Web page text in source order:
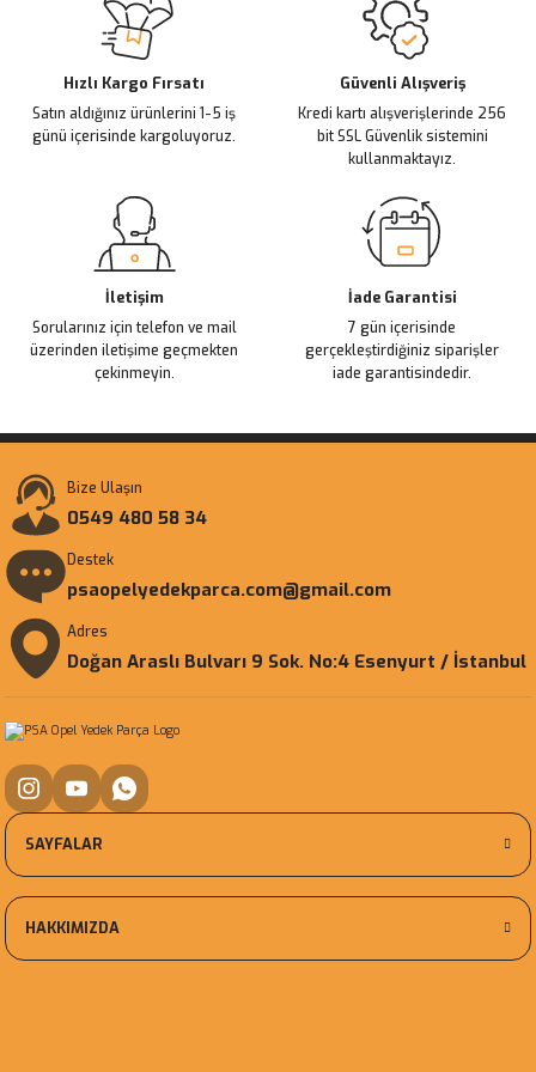
Ürün açıklamasında eksik bilgiler bulunuyor.
Ürün bilgilerinde hatalar bulunuyor.
Ürün fiyatı diğer sitelerden daha pahalı.
Bu ürüne benzer farklı alternatifler olmalı.
Hızlı Kargo Fırsatı
Satın aldığınız ürünlerini 1-5 iş
günü içerisinde kargoluyoruz.
Güvenli Alışveriş
Kredi kartı alışverişlerinde 256
bit SSL Güvenlik sistemini
kullanmaktayız.
İletişim
Sorularınız için telefon ve mail
üzerinden iletişime geçmekten
çekinmeyin.
İade Garantisi
7 gün içerisinde
gerçekleştirdiğiniz siparişler
iade garantisindedir.
Bize Ulaşın
0549 480 58 34
Destek
psaopelyedekparca.com@gmail.com
Adres
Doğan Araslı Bulvarı 9 Sok. No:4 Esenyurt / İstanbul
SAYFALAR
HAKKIMIZDA